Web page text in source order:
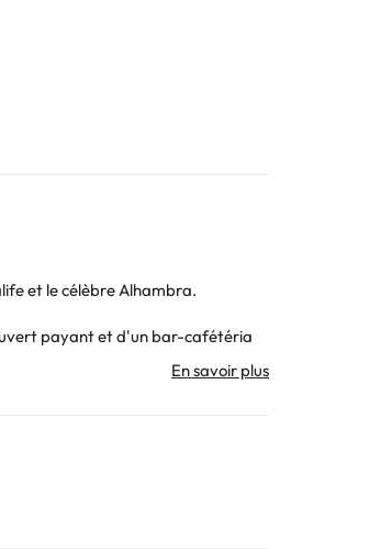
et le célèbre Alhambra.
payant et d'un bar-cafétéria
coupe, peignage, rasage
en lits simples), la climatisation, le